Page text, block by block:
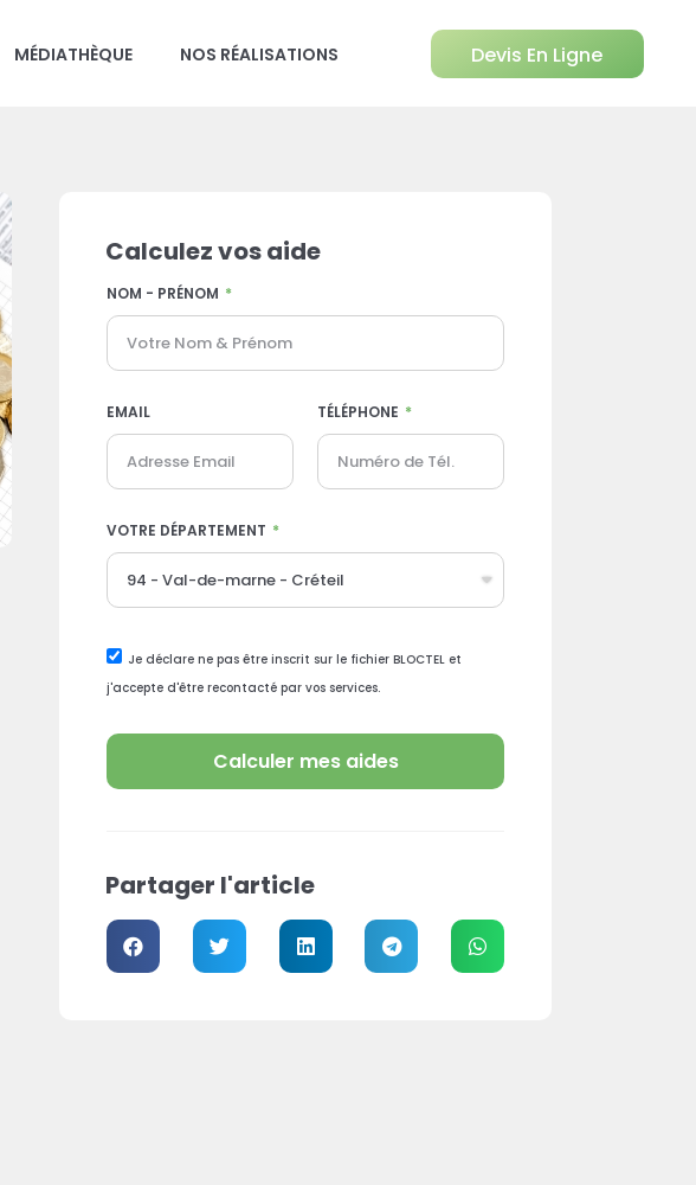
MÉDIATHÈQUE NOS RÉALISATIONS Devis En Ligne
Calculez vos aide
NOM - PRÉNOM
EMAIL TÉLÉPHONE
VOTRE DÉPARTEMENT
Je déclare ne pas être inscrit sur le fichier BLOCTEL et
j'accepte d'être recontacté par vos services.
Calculer mes aides
Partager l'article